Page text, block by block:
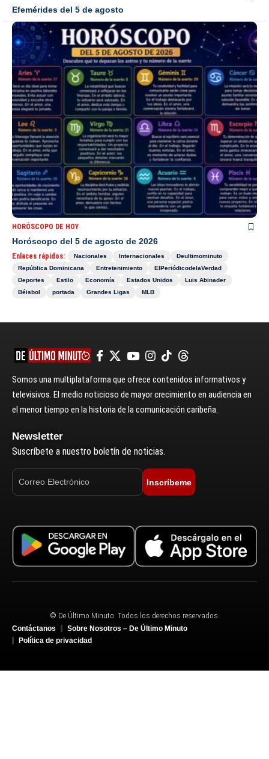
Efemérides del 5 de agosto
HORÓSCOPO DE HOY
Horóscopo del 5 de agosto de 2026
Enlaces rápidos: Nacionales Internacionales
Deultimominuto
República Dominicana
Entretenimiento
ElPeriódicodelaVerdad
Deportes
Estilo Economía Estados Unidos
Luis Abinader
Béisbol
portada Grandes Ligas MLB
Somos una multiplataforma que ofrece contenidos informativos y
televisivos. El medio noticioso de mayor crecimiento en audiencia en
el menor tiempo en la historia de la comunicación caribeña.
Newsletter
Suscríbete a nuestro boletín de noticias.
Inscríbeme
© De Último Minuto. Todos los derechos reservados.
Contáctanos
Sobre Nosotros – De Último Minuto
Política de privacidad